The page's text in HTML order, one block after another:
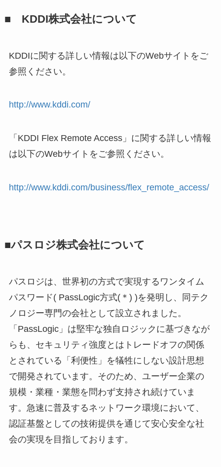
■ KDDI株式会社について
KDDIに関する詳しい情報は以下のWebサイトをご
参照ください。
http://www.kddi.com/
「KDDI Flex Remote Access」に関する詳しい情報
は以下のWebサイトをご参照ください。
http://www.kddi.com/business/flex_remote_access/
■パスロジ株式会社について
パスロジは、世界初の方式で実現するワンタイム
パスワード( PassLogic方式(＊) )を発明し、同テク
ノロジー専門の会社として設立されました。
「PassLogic」は堅牢な独自ロジックに基づきなが
らも、セキュリティ強度とはトレードオフの関係
とされている「利便性」を犠牲にしない設計思想
で開発されています。そのため、ユーザー企業の
規模・業種・業態を問わず支持され続けていま
す。急速に普及するネットワーク環境において、
認証基盤としての技術提供を通じて安心安全な社
会の実現を目指しております。